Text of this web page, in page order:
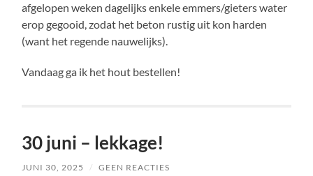
afgelopen weken dagelijks enkele emmers/gieters water
erop gegooid, zodat het beton rustig uit kon harden
(want het regende nauwelijks).
Vandaag ga ik het hout bestellen!
30 juni – lekkage!
JUNI 30, 2025 / GEEN REACTIES